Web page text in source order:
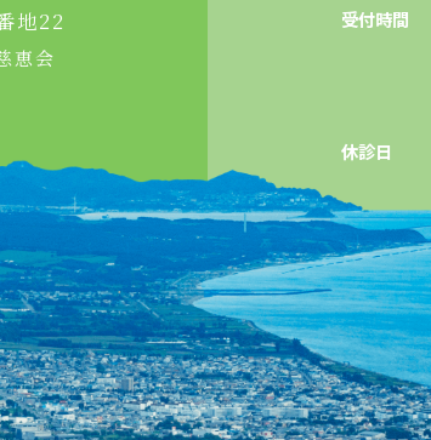
地22
恵会
受付時間
休診日